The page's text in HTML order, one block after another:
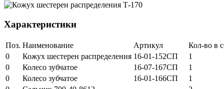
Характеристики
Поз. Наименование Артикул
Кол-во в
0
Кожух шестерен распределения 16-01-152СП
1
0
Колесо зубчатое 16-07-167СП
1
0
Колесо зубчатое 16-01-166СП
1